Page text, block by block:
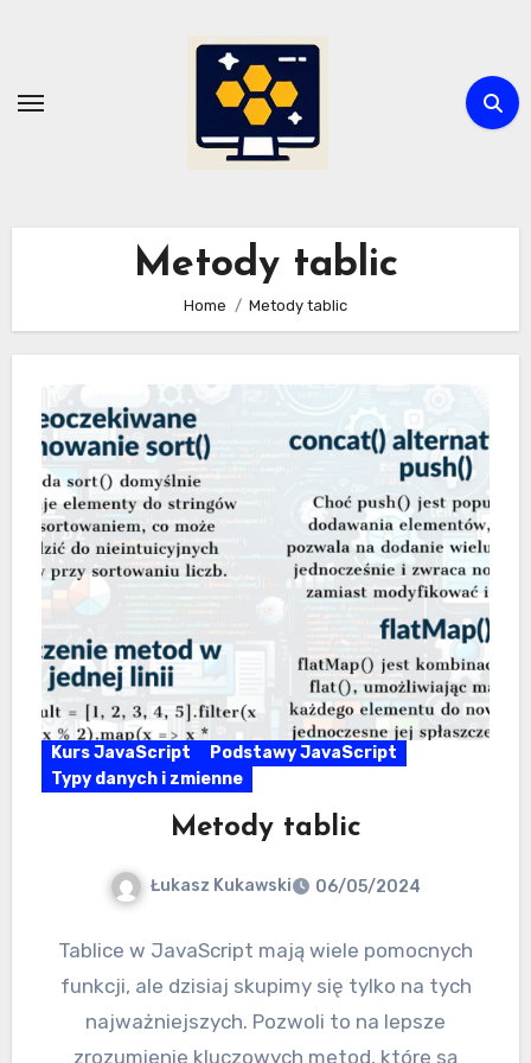
Metody tablic
Home Metody tablic
Kurs JavaScript
Podstawy JavaScript
Typy danych i zmienne
Metody tablic
Łukasz Kukawski 06/05/2024
Tablice w JavaScript mają wiele pomocnych
funkcji, ale dzisiaj skupimy się tylko na tych
najważniejszych. Pozwoli to na lepsze
zrozumienie kluczowych metod, które są